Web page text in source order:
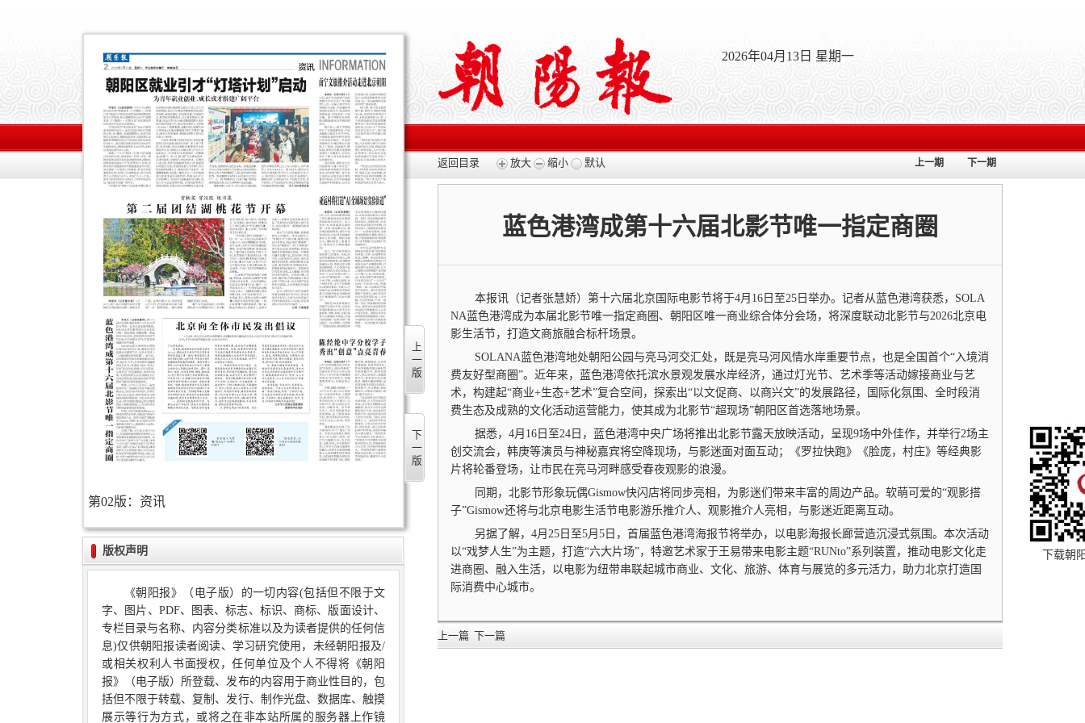
下载朝
上一版
下一版
第02版：资讯
版权声明
《朝阳报》（电子版）的一切内容(包括但不限于文
字、图片、PDF、图表、标志、标识、商标、版面设计、
专栏目录与名称、内容分类标准以及为读者提供的任何信
息)仅供朝阳报读者阅读、学习研究使用，未经朝阳报及/
或相关权利人书面授权，任何单位及个人不得将《朝阳
报》（电子版）所登载、发布的内容用于商业性目的，包
括但不限于转载、复制、发行、制作光盘、数据库、触摸
展示等行为方式，或将之在非本站所属的服务器上作镜
2026年04月13日 星期一
返回目录 放大 缩小 默认 上一期 下一期
蓝色港湾成第十六届北影节唯一指定商圈
本报讯（记者张慧娇）第十六届北京国际电影节将于4月16日至25日举办。记者从蓝色港湾获悉，SOLA
NA蓝色港湾成为本届北影节唯一指定商圈、朝阳区唯一商业综合体分会场，将深度联动北影节与2026北京电
影生活节，打造文商旅融合标杆场景。
SOLANA蓝色港湾地处朝阳公园与亮马河交汇处，既是亮马河风情水岸重要节点，也是全国首个“入境消
费友好型商圈”。近年来，蓝色港湾依托滨水景观发展水岸经济，通过灯光节、艺术季等活动嫁接商业与艺
术，构建起“商业+生态+艺术”复合空间，探索出“以文促商、以商兴文”的发展路径，国际化氛围、全时段消
费生态及成熟的文化活动运营能力，使其成为北影节“超现场”朝阳区首选落地场景。
据悉，4月16日至24日，蓝色港湾中央广场将推出北影节露天放映活动，呈现9场中外佳作，并举行2场主
创交流会，韩庚等演员与神秘嘉宾将空降现场，与影迷面对面互动；《罗拉快跑》《脸庞，村庄》等经典影
片将轮番登场，让市民在亮马河畔感受春夜观影的浪漫。
同期，北影节形象玩偶Gismow快闪店将同步亮相，为影迷们带来丰富的周边产品。软萌可爱的“观影搭
子”Gismow还将与北京电影生活节电影游乐推介人、观影推介人亮相，与影迷近距离互动。
另据了解，4月25日至5月5日，首届蓝色港湾海报节将举办，以电影海报长廊营造沉浸式氛围。本次活动
以“戏梦人生”为主题，打造“六大片场”，特邀艺术家于王易带来电影主题“RUNto”系列装置，推动电影文化走
进商圈、融入生活，以电影为纽带串联起城市商业、文化、旅游、体育与展览的多元活力，助力北京打造国
际消费中心城市。
上一篇 下一篇